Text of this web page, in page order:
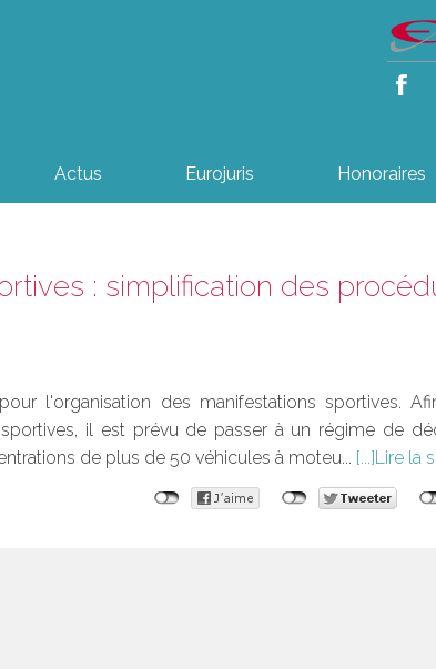
Actus Eurojuris Honoraires
: simplification des
l'organisation des manifestations sportives.
il est prévu de passer à un régime de
de plus de 50 véhicules à moteu...
Lire la